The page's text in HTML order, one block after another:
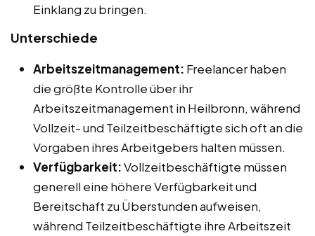
Einklang zu bringen.
Unterschiede
Arbeitszeitmanagement: Freelancer haben
die größte Kontrolle über ihr
Arbeitszeitmanagement in Heilbronn, während
Vollzeit- und Teilzeitbeschäftigte sich oft an die
Vorgaben ihres Arbeitgebers halten müssen.
Verfügbarkeit:Vollzeitbeschäftigte müssen
generell eine höhere Verfügbarkeit und
Bereitschaft zu Überstunden aufweisen,
während Teilzeitbeschäftigte ihre Arbeitszeit